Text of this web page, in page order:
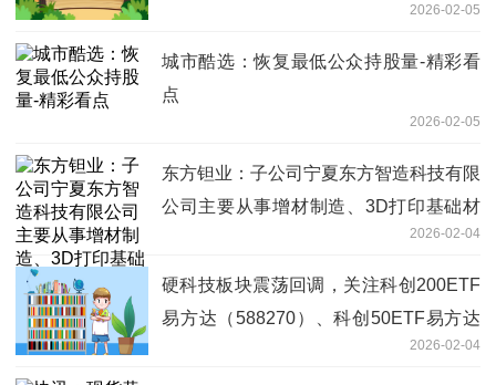
2026-02-05
城市酷选：恢复最低公众持股量-精彩看
点
2026-02-05
东方钽业：子公司宁夏东方智造科技有限
公司主要从事增材制造、3D打印基础材
2026-02-04
硬科技板块震荡回调，关注科创200ETF
易方达（588270）、科创50ETF易方达
2026-02-04